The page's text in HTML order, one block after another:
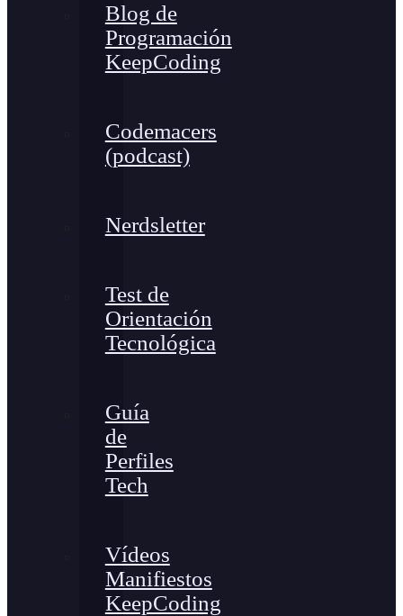
Blog de
Programación
KeepCoding
Codemacers
(podcast)
Nerdsletter
Test de
Orientación
Tecnológica
Guía
de
Perfiles
Tech
Vídeos
Manifiestos
KeepCoding